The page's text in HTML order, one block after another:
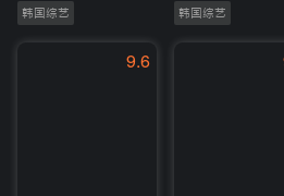
韩国综艺 韩国综艺
9.6